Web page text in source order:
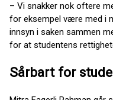
– Vi snakker nok oftere
for eksempel være med i
innsyn i saken sammen
for at studentens
Sårbart for